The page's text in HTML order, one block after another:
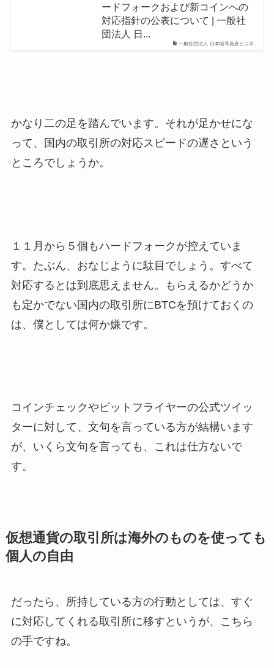
一般社団法人 日本暗号資産ビジネ...
ードフォークおよび新コインへの
対応指針の公表について | 一般社
団法人 日...
かなり二の足を踏んでいます。それが足かせにな
って、国内の取引所の対応スピードの遅さという
ところでしょうか。
１１月から５個もハードフォークが控えていま
す。たぶん、おなじように駄目でしょう。すべて
対応するとは到底思えません。もらえるかどうか
も定かでない国内の取引所にBTCを預けておくの
は、僕としては何か嫌です。
コインチェックやビットフライヤーの公式ツイッ
ターに対して、文句を言っている方が結構います
が、いくら文句を言っても、これは仕方ないで
す。
仮想通貨の取引所は海外のものを使っても
個人の自由
だったら、所持している方の行動としては、すぐ
に対応してくれる取引所に移すというが、こちら
の手ですね。